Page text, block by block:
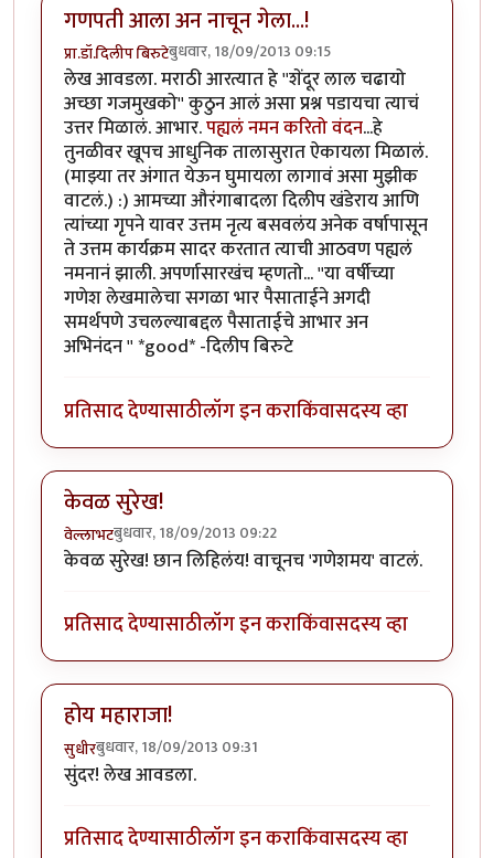
गणपती आला अन नाचून गेला...!
प्रा.डॉ.दिलीप बिरुटेबुधवार, 18/09/2013 09:15
लेख आवडला. मराठी आरत्यात हे ''शेंदूर लाल चढायो
अच्छा गजमुखको'' कुठुन आलं असा प्रश्न पडायचा त्याचं
उत्तर मिळालं. आभार.पह्यलं नमन करितो वंदन...हे
तुनळीवर खूपच आधुनिक तालासुरात ऐकायला मिळालं.
(माझ्या तर अंगात येऊन घुमायला लागावं असा मुझीक
वाटलं.) :) आमच्या औरंगाबादला दिलीप खंडेराय आणि
त्यांच्या गृपने यावर उत्तम नृत्य बसवलंय अनेक वर्षापासून
ते उत्तम कार्यक्रम सादर करतात त्याची आठवण पह्यलं
नमनानं झाली. अपर्णासारखंच म्हणतो... ''या वर्षीच्या
गणेश लेखमालेचा सगळा भार पैसाताईने अगदी
समर्थपणे उचलल्याबद्दल पैसाताईचे आभार अन
अभिनंदन '' *good* -दिलीप बिरुटे
प्रतिसाद देण्यासाठीलॉग इन कराकिंवासदस्य व्हा
केवळ सुरेख!
वेल्लाभटबुधवार, 18/09/2013 09:22
केवळ सुरेख! छान लिहिलंय! वाचूनच 'गणेशमय' वाटलं.
प्रतिसाद देण्यासाठीलॉग इन कराकिंवासदस्य व्हा
होय महाराजा!
सुधीरबुधवार, 18/09/2013 09:31
सुंदर! लेख आवडला.
प्रतिसाद देण्यासाठीलॉग इन कराकिंवासदस्य व्हा